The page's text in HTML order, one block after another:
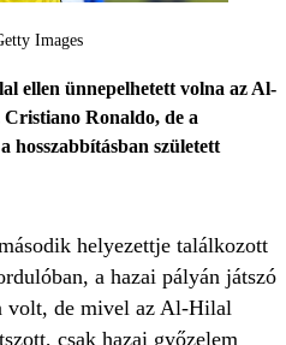
Images
ellen ünnepelhetett volna az Al-
Cristiano Ronaldo, de a
hosszabbításban született
helyezettje találkozott
a hazai pályán játszó
volt, de mivel az Al-Hilal
csak hazai győzelem